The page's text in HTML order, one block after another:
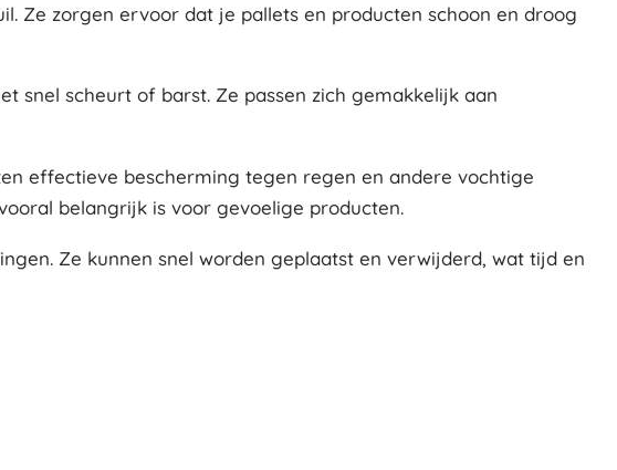
Ze zorgen ervoor dat je pallets en producten schoon en droog
snel scheurt of barst. Ze passen zich gemakkelijk aan
effectieve bescherming tegen regen en andere vochtige
belangrijk is voor gevoelige producten.
Ze kunnen snel worden geplaatst en verwijderd, wat tijd en